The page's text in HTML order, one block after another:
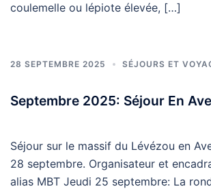
coulemelle ou lépiote élevée, […]
28 SEPTEMBRE 2025 SÉJOURS ET
Septembre 2025: Séjour En
Séjour sur le massif du Lévézou en
28 septembre. Organisateur et
alias MBT Jeudi 25 septembre: La